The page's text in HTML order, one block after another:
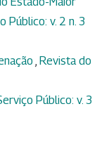
Público: v. 2 n. 3
, Revista do
Público: v. 3